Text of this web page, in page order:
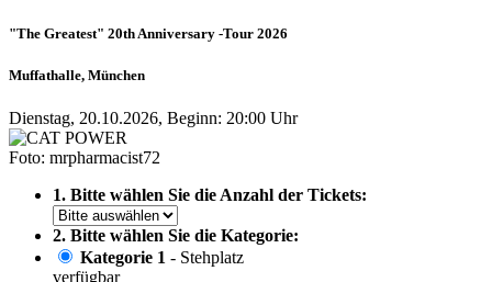
"The Greatest" 20th Anniversary -Tour 2026
Muffathalle, München
Dienstag, 20.10.2026, Beginn: 20:00 Uhr
Foto: mrpharmacist72
1. Bitte wählen Sie die Anzahl der Tickets:
2. Bitte wählen Sie die Kategorie:
Kategorie 1 - Stehplatz
verfügbar